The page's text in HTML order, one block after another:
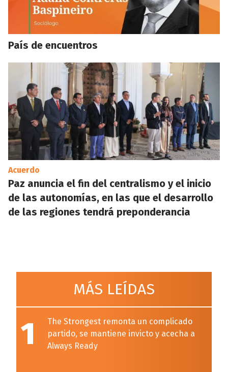
País de encuentros
Acuerdo
Paz anuncia el fin del centralismo y el inicio
de las autonomías, en las que el desarrollo
de las regiones tendrá preponderancia
MÁS LEÍDAS
1
The Strongest remonta un complicado
partido, se mantiene invicto y acecha a
Always Ready